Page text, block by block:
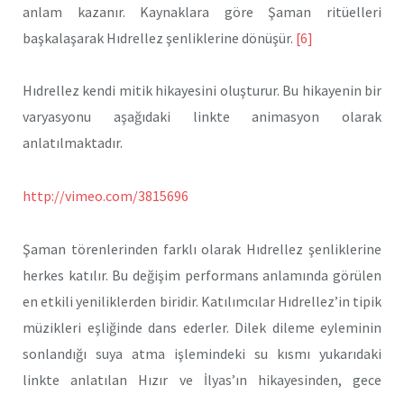
anlam kazanır. Kaynaklara göre Şaman ritüelleri
başkalaşarak Hıdrellez şenliklerine dönüşür. [6]
Hıdrellez kendi mitik hikayesini oluşturur. Bu hikayenin bir
varyasyonu aşağıdaki linkte animasyon olarak
anlatılmaktadır.
http://vimeo.com/3815696
Şaman törenlerinden farklı olarak Hıdrellez şenliklerine
herkes katılır. Bu değişim performans anlamında görülen
en etkili yeniliklerden biridir. Katılımcılar Hıdrellez’in tipik
müzikleri eşliğinde dans ederler. Dilek dileme eyleminin
sonlandığı suya atma işlemindeki su kısmı yukarıdaki
linkte anlatılan Hızır ve İlyas’ın hikayesinden, gece